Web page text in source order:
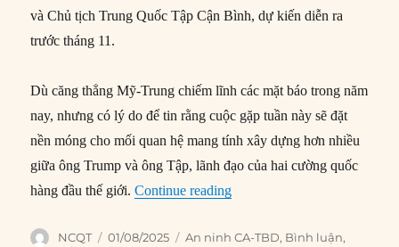
và Chủ tịch Trung Quốc Tập Cận Bình, dự kiến diễn ra
trước tháng 11.
Dù căng thẳng Mỹ-Trung chiếm lĩnh các mặt báo trong năm
nay, nhưng có lý do để tin rằng cuộc gặp tuần này sẽ đặt
nền móng cho mối quan hệ mang tính xây dựng hơn nhiều
giữa ông Trump và ông Tập, lãnh đạo của hai cường quốc
hàng đầu thế giới.Continue reading“Liệu đây có phải là khởi
Author
NCQT
Posted
01/08/2025 Categories
An ninh CA-TBD, Bình luận,